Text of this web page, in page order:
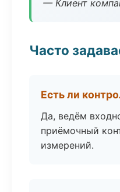
— Клиент
Часто
Есть ли
Да, ведём
приёмочный
измерений.